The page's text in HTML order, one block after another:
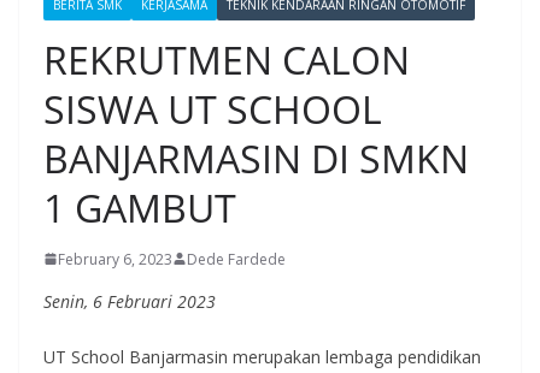
BERITA SMK KERJASAMA TEKNIK KENDARAAN RINGAN OTOMOTIF
REKRUTMEN CALON
SISWA UT SCHOOL
BANJARMASIN DI SMKN
1 GAMBUT
February 6, 2023 Dede Fardede
Senin, 6 Februari 2023
UT School Banjarmasin merupakan lembaga pendidikan